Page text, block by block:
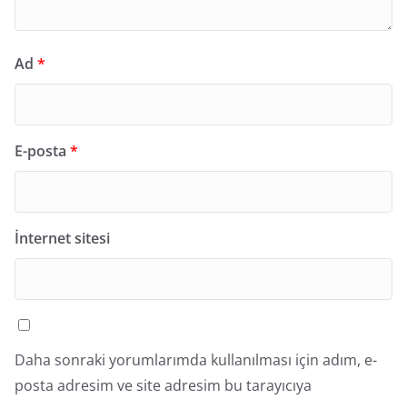
Ad *
E-posta *
İnternet sitesi
Daha sonraki yorumlarımda kullanılması için adım, e-
posta adresim ve site adresim bu tarayıcıya